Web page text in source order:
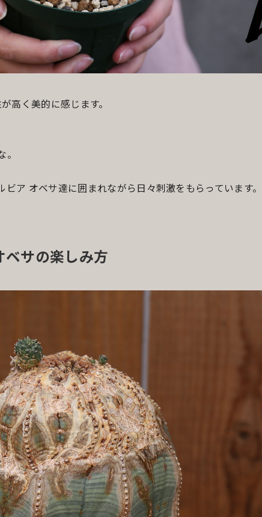
高く美的に感じます。
ア オベサ達に囲まれながら日々刺激をもらっています。
ベサの楽しみ方